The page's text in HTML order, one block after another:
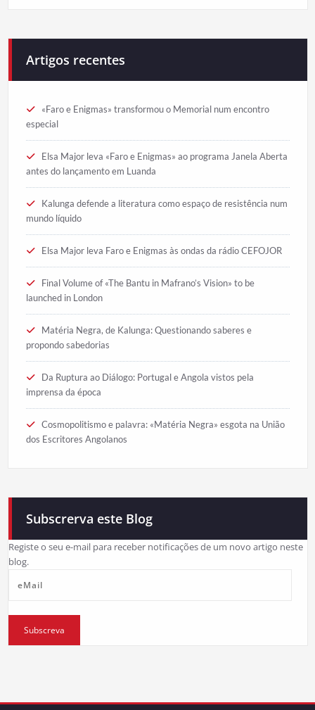
Artigos recentes
«Faro e Enigmas» transformou o Memorial num encontro
especial
Elsa Major leva «Faro e Enigmas» ao programa Janela Aberta
antes do lançamento em Luanda
Kalunga defende a literatura como espaço de resistência num
mundo líquido
Elsa Major leva Faro e Enigmas às ondas da rádio CEFOJOR
Final Volume of «The Bantu in Mafrano’s Vision» to be
launched in London
Matéria Negra, de Kalunga: Questionando saberes e
propondo sabedorias
Da Ruptura ao Diálogo: Portugal e Angola vistos pela
imprensa da época
Cosmopolitismo e palavra: «Matéria Negra» esgota na União
dos Escritores Angolanos
Subscrerva este Blog
Registe o seu e-mail para receber notificações de um novo artigo neste
blog.
Subscreva